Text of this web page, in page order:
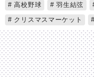
高校野球
羽生結弦
クリスマスマーケット